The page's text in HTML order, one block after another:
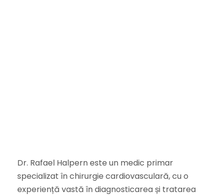
Dr. Rafael Halpern este un medic primar
specializat în chirurgie cardiovasculară, cu o
experiență vastă în diagnosticarea și tratarea